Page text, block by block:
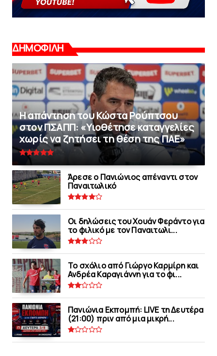
ΔΗΜΟΦΙΛΗ
Η απάντηση του Κώστα Ρούπτσου
στον ΠΣΑΠΠ: «Υιοθέτησε καταγγελίες
χωρίς να ζητήσει τη θέση της ΠAΕ»
Άρεσε ο Πανιώνιος απέναντι στoν
Παναιτωλικό
Οι δηλώσεις του Χουάν Φεράντο για
το φιλικό με τoν Παναιτωλι...
Το σχόλιο από Γιώργο Καρμίρη και
Ανδρέα Καραγιάννη για το φι...
Πανιώνια Εκπομπή: LIVE τη Δευτέρα
(21:00) πριν από μια μικρή...